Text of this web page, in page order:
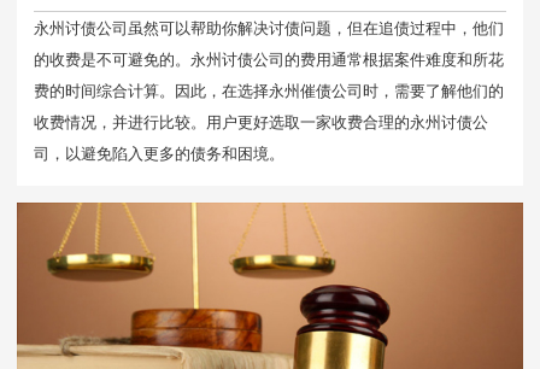
永州讨债公司虽然可以帮助你解决讨债问题，但在追债过程中，他们
的收费是不可避免的。永州讨债公司的费用通常根据案件难度和所花
费的时间综合计算。因此，在选择永州催债公司时，需要了解他们的
收费情况，并进行比较。用户更好选取一家收费合理的永州讨债公
司，以避免陷入更多的债务和困境。